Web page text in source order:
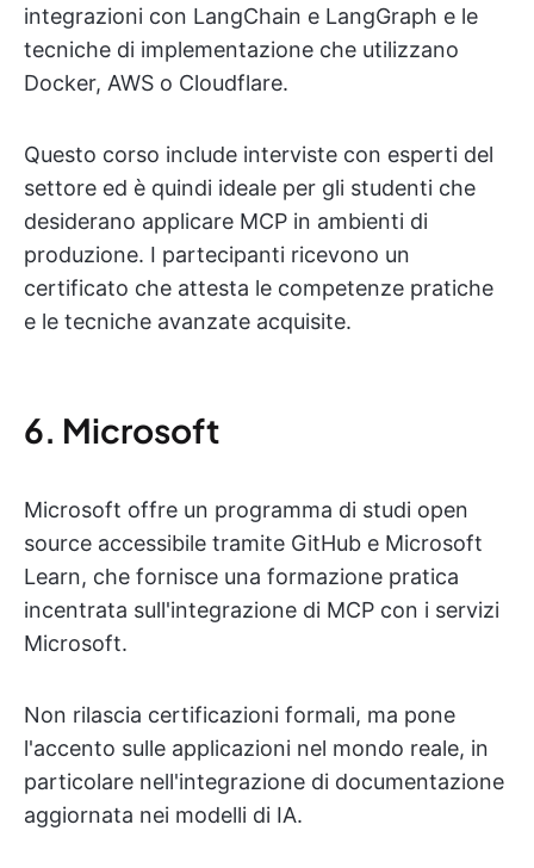
integrazioni con LangChain e LangGraph e le
tecniche di implementazione che utilizzano
Docker, AWS o Cloudflare.
Questo corso include interviste con esperti del
settore ed è quindi ideale per gli studenti che
desiderano applicare MCP in ambienti di
produzione. I partecipanti ricevono un
certificato che attesta le competenze pratiche
e le tecniche avanzate acquisite.
6. Microsoft
Microsoft offre un programma di studi open
source accessibile tramite GitHub e Microsoft
Learn, che fornisce una formazione pratica
incentrata sull'integrazione di MCP con i servizi
Microsoft.
Non rilascia certificazioni formali, ma pone
l'accento sulle applicazioni nel mondo reale, in
particolare nell'integrazione di documentazione
aggiornata nei modelli di IA.